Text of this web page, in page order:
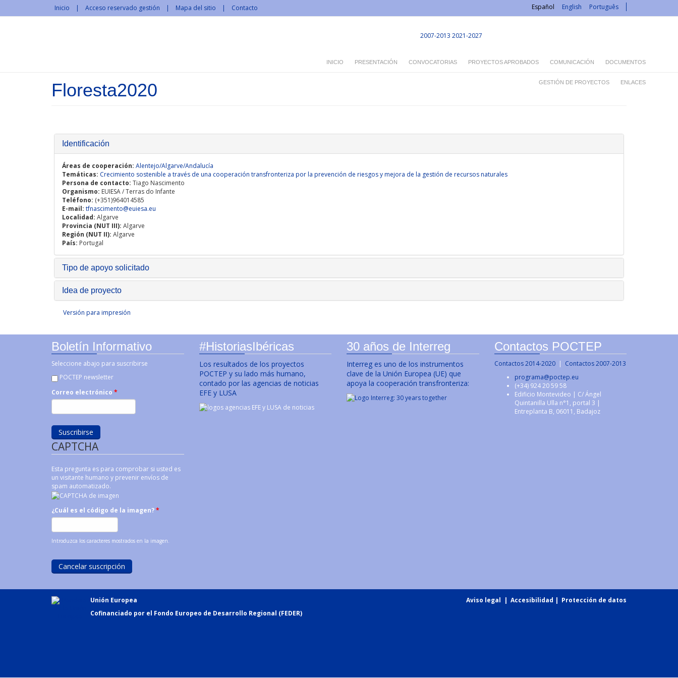
Pasar al contenido principal
Inicio Acceso reservado gestión Mapa del sitio Contacto Español English Português
INICIO PRESENTACIÓN CONVOCATORIAS PROYECTOS APROBADOS COMUNICACIÓN DOCUMENTOS
GESTIÓN DE PROYECTOS ENLACES
2007-2013 2021-2027
Floresta2020
Identificación
Áreas de cooperación: Alentejo/Algarve/Andalucía
Temáticas: Crecimiento sostenible a través de una cooperación transfronteriza por la prevención de riesgos y mejora de la gestión de recursos naturales
Persona de contacto: Tiago Nascimento
Organismo: EUIESA / Terras do Infante
Teléfono: (+351)964014585
E-mail: tfnascimento@euiesa.eu
Localidad: Algarve
Provincia (NUT III): Algarve
Región (NUT II): Algarve
País: Portugal
Tipo de apoyo solicitado
Idea de proyecto
Versión para impresión
Boletín Informativo
Seleccione abajo para suscribirse
POCTEP newsletter
Correo electrónico *
CAPTCHA
Esta pregunta es para comprobar si usted es
un visitante humano y prevenir envíos de
spam automatizado.
¿Cuál es el código de la imagen?*
Introduzca los caracteres mostrados en la imagen.
#HistoriasIbéricas
Los resultados de los proyectos
POCTEP y su lado más humano,
contado por las agencias de noticias
EFE y LUSA
30 años de Interreg
Interreg es uno de los instrumentos
clave de la Unión Europea (UE) que
apoya la cooperación transfronteriza:
Contactos POCTEP
Contactos 2014-2020| Contactos 2007-2013
programa@poctep.eu
(+34) 924 20 59 58
Edificio Montevideo | C/ Ángel
Quintanilla Ulla n°1, portal 3 |
Entreplanta B, 06011, Badajoz
Unión Europea
Cofinanciado por el Fondo Europeo de Desarrollo Regional (FEDER)
Aviso legal | Accesibilidad | Protección de datos